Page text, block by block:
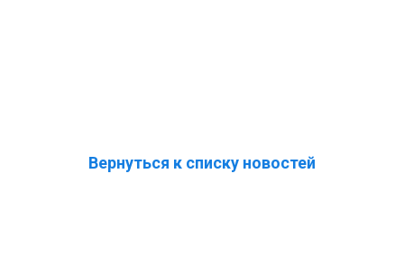
Вернуться к списку новостей